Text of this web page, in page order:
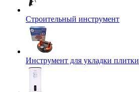
Строительный инструмент
Инструмент для укладки плитки